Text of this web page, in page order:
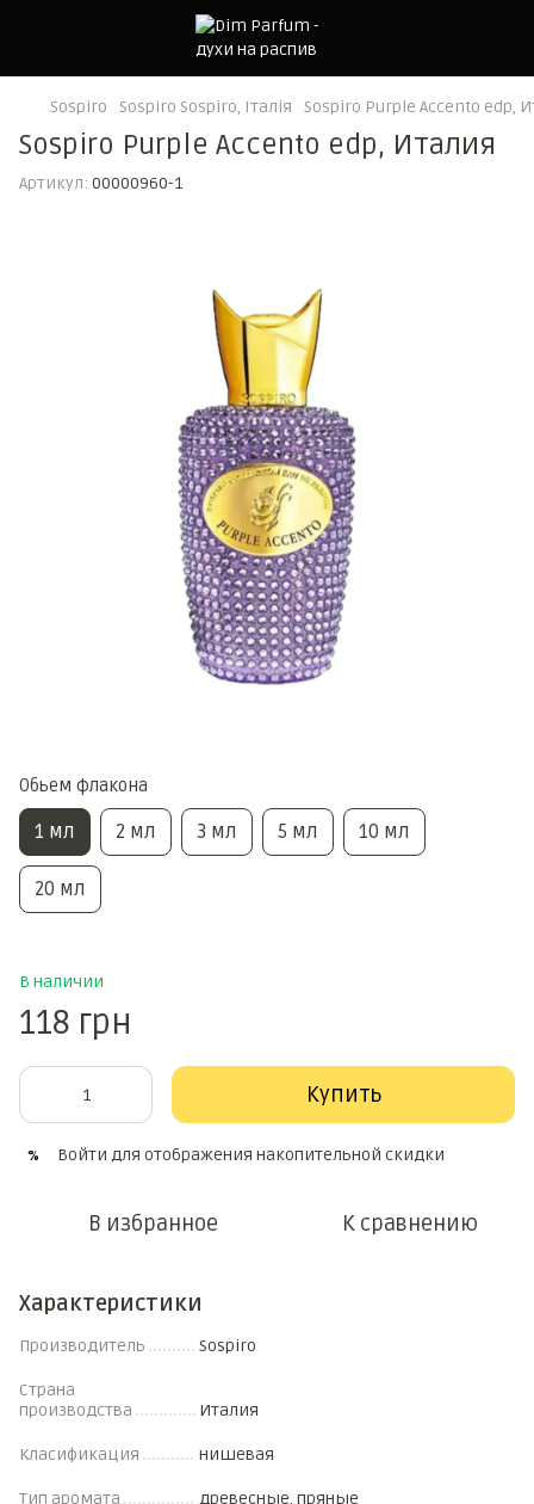
Sospiro Sospiro Sospiro, Італія Sospiro Purple Accento edp,
Sospiro Purple Accento edp, Италия
Артикул: 00000960-1
Обьем флакона
1 мл 2 мл 3 мл 5 мл 10 мл
20 мл
В наличии
118 грн
Купить
% Войти для отображения накопительной скидки
В избранное К сравнению
Характеристики
Производитель Sospiro
Страна
производства
Италия
Класификация нишевая
Тип аромата древесные, пряные